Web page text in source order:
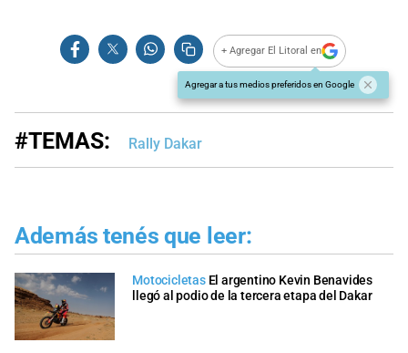
+ Agregar El Litoral en
Agregar a tus medios preferidos en Google
#TEMAS: Rally Dakar
Además tenés que leer:
Motocicletas El argentino Kevin Benavides
llegó al podio de la tercera etapa del Dakar